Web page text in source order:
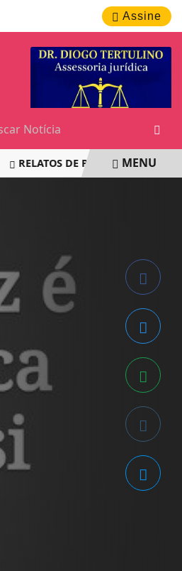
Assine
RELATOS DE PASSAGEIROSMENU